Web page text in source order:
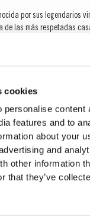
cookies
personalise content
features and to
about your
and
other information
that they’ve
por sus legendarios
de las más respetadas
que tienen una
a...
dominantes aquí son
pulida y precisa, mostrando
de frambuesa y
este núcleo refinado